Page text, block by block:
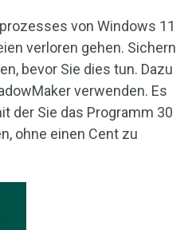
von Windows 11
verloren gehen. Sichern
bevor Sie dies tun. Dazu
verwenden. Es
der Sie das Programm 30
ohne einen Cent zu